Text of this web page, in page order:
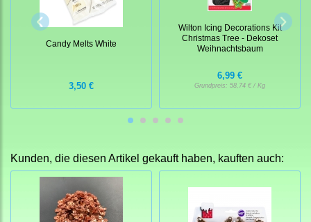
Candy Melts White
3,50 €
Wilton Icing Decorations Kit
Christmas Tree - Dekoset
Weihnachtsbaum
6,99 €
Grundpreis: 58,74 € / Kg
Kunden, die diesen Artikel gekauft haben, kauften auch: